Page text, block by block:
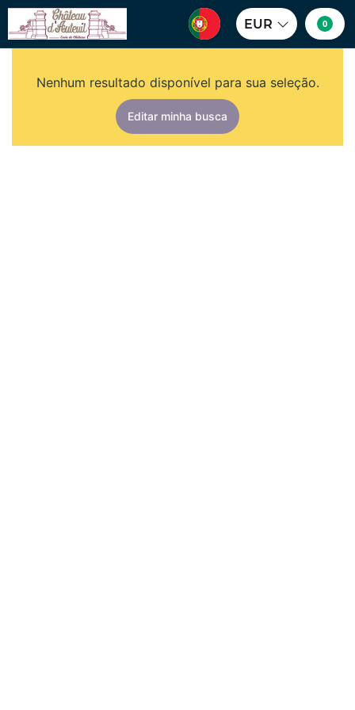
EUR 0
Nenhum resultado disponível para sua seleção.
Editar minha busca